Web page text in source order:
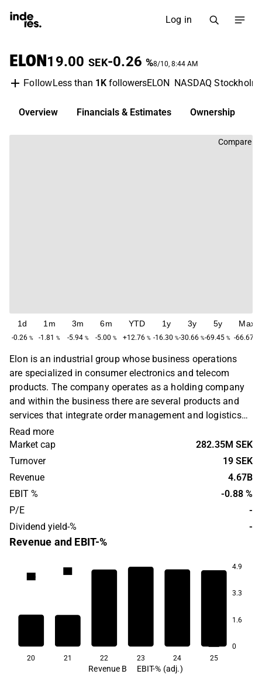
Log in
ELON19.00 SEK-0.26 %8/10, 8:44 AM
FollowLess than 1KfollowersELON NASDAQ Stockholm
Overview Financials & Estimates Ownership
Compare
1d
-0.26 %
1m
-1.81 %
3m
-5.94 %
6m
-5.00 %
YTD
+12.76 %
1y
-16.30 %
3y
-30.66 %
5y
-69.45 %
Max
-66.67
Elon is an industrial group whose business operations
are specialized in consumer electronics and telecom
products. The company operates as a holding company
and within the business there are several products and
services that integrate order management and logistics
services for the management of purchasing, distribution
and warehousing. The company was founded in 1967
and the headquarters are located in Örebro.
Read more
Market cap
282.35M SEK
Turnover
19 SEK
Revenue
4.67B
EBIT %
-0.88 %
P/E
-
Dividend yield-%
-
Revenue and EBIT-%
4.9
3.3
1.6
0
1.6
20 21 22 23 24 25
Revenue B EBIT-% (adj.)